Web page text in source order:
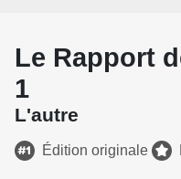
Le Rapport
1
L'autre
Édition originale